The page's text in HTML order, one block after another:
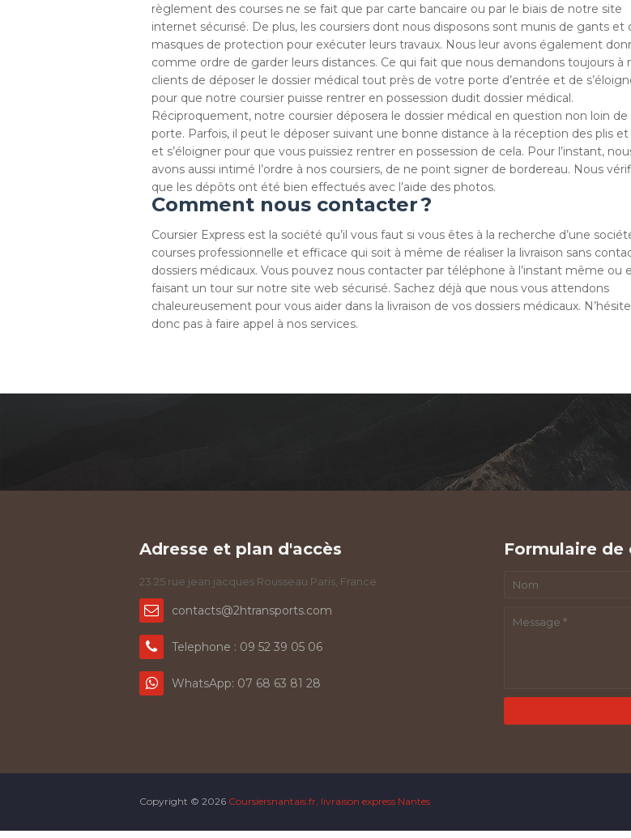
règlement des courses ne se fait que par carte bancaire ou par le biais de notre site
internet sécurisé. De plus, les coursiers dont nous disposons sont munis de gants et
masques de protection pour exécuter leurs travaux. Nous leur avons également
comme ordre de garder leurs distances. Ce qui fait que nous demandons toujours à
clients de déposer le dossier médical tout près de votre porte d’entrée et de
pour que notre coursier puisse rentrer en possession dudit dossier médical.
Réciproquement, notre coursier déposera le dossier médical en question non loin de
porte. Parfois, il peut le déposer suivant une bonne distance à la réception des plis et
et s’éloigner pour que vous puissiez rentrer en possession de cela. Pour l’instant,
avons aussi intimé l’ordre à nos coursiers, de ne point signer de bordereau. Nous
que les dépôts ont été bien effectués avec l’aide des photos.
Comment nous contacter ?
Coursier Express est la société qu’il vous faut si vous êtes à la recherche d’une
courses professionnelle et efficace qui soit à même de réaliser la livraison sans
dossiers médicaux. Vous pouvez nous contacter par téléphone à l’instant même ou
faisant un tour sur notre site web sécurisé. Sachez déjà que nous vous attendons
chaleureusement pour vous aider dans la livraison de vos dossiers médicaux.
donc pas à faire appel à nos services.
Adresse et plan d'accès
23 25 rue jean jacques Rousseau Paris, France
contacts@2htransports.com
Telephone : 09 52 39 05 06
WhatsApp: 07 68 63 81 28
Formulaire
Copyright © 2026 Coursiersnantais.fr, livraison express Nantes